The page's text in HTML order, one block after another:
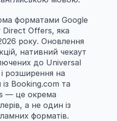
форматами Google
Offers, яка
року. Оновлення
нативний чекаут
до Universal
розширення на
Booking.com та
— це окрема
а не один із
форматів.